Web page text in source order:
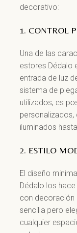
decorativo:
1. CONTROL
Una de las
estores Dédalo
entrada de luz
sistema de
utilizados, es
iluminados
2. ESTILO
El diseño
Dédalo los
con decoración
sencilla pero
cualquier